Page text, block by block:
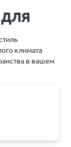
климата
в вашем